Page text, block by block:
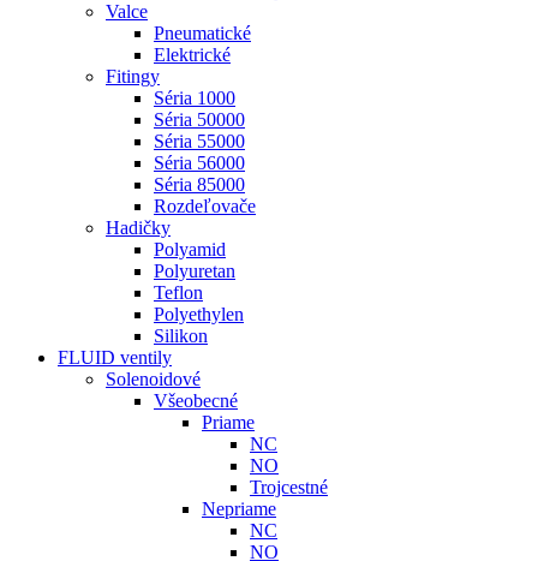
Valce
Pneumatické
Elektrické
Fitingy
Séria 1000
Séria 50000
Séria 55000
Séria 56000
Séria 85000
Rozdeľovače
Hadičky
Polyamid
Polyuretan
Teflon
Polyethylen
Silikon
FLUID ventily
Solenoidové
Všeobecné
Priame
NC
NO
Trojcestné
Nepriame
NC
NO